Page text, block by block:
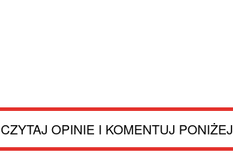
CZYTAJ OPINIE I KOMENTUJ PONIŻEJ